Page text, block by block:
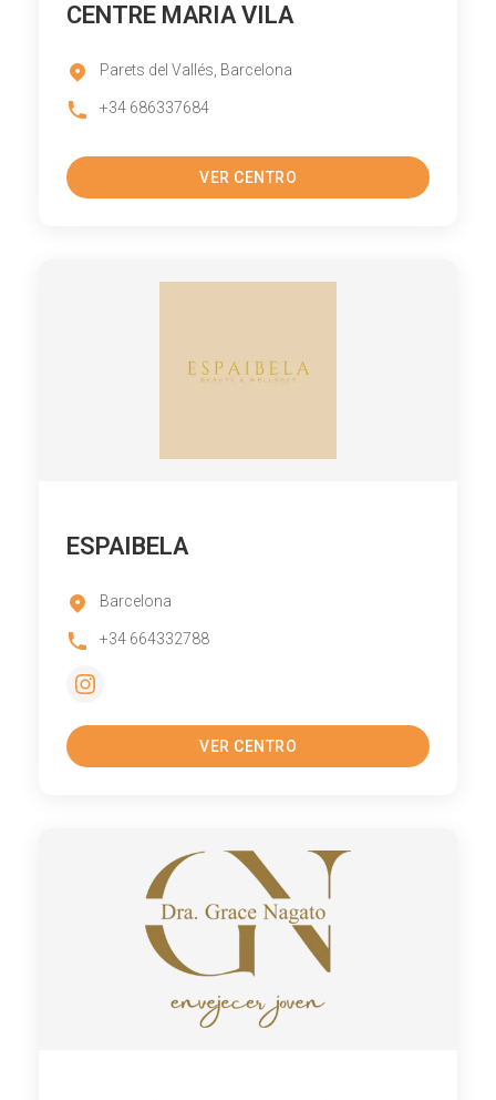
CENTRE MARIA VILA
Parets del Vallés, Barcelona
+34 686337684
VER CENTRO
ESPAIBELA
Barcelona
+34 664332788
VER CENTRO